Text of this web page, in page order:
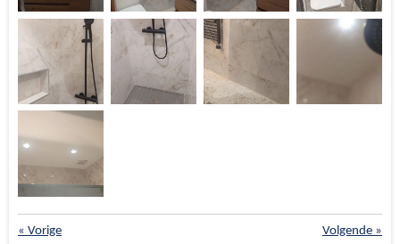
« Vorige Volgende »